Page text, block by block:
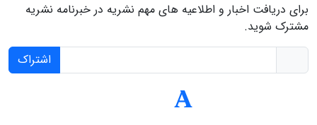
برای دریافت اخبار و اطلاعیه های مهم نشریه در خبرنامه نشریه
مشترک شوید.
اشتراک